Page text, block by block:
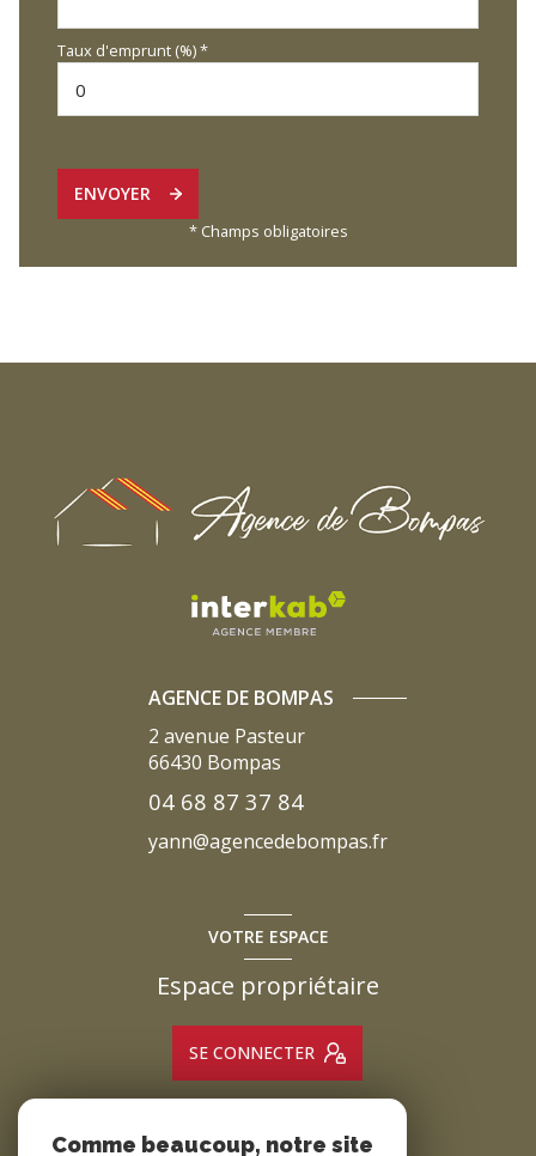
Taux d'emprunt (%) *
ENVOYER
* Champs obligatoires
AGENCE DE BOMPAS
2 avenue Pasteur
66430 Bompas
04 68 87 37 84
yann@agencedebompas.fr
VOTRE ESPACE
Espace propriétaire
SE CONNECTER
ADHÉRENTS
Comme beaucoup, notre site